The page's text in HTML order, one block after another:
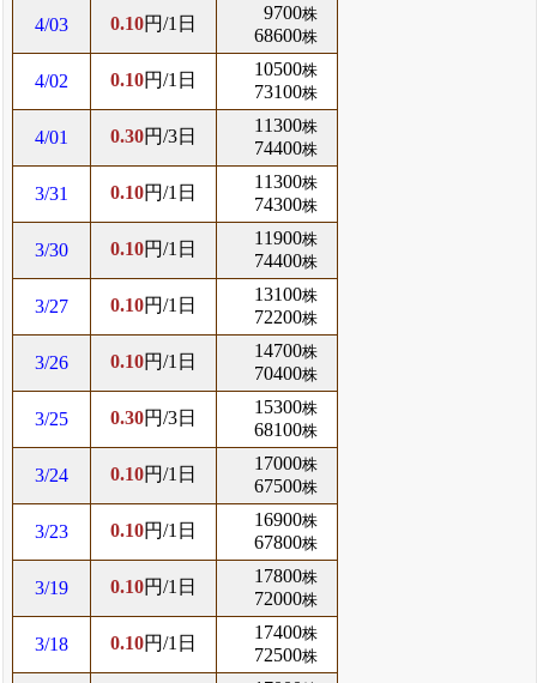
4/03 0.10円/1日
9700株
68600株
4/02 0.10円/1日
10500株
73100株
4/01 0.30円/3日
11300株
74400株
3/31 0.10円/1日
11300株
74300株
3/30 0.10円/1日
11900株
74400株
3/27 0.10円/1日
13100株
72200株
3/26 0.10円/1日
14700株
70400株
3/25 0.30円/3日
15300株
68100株
3/24 0.10円/1日
17000株
67500株
3/23 0.10円/1日
16900株
67800株
3/19 0.10円/1日
17800株
72000株
3/18 0.10円/1日
17400株
72500株